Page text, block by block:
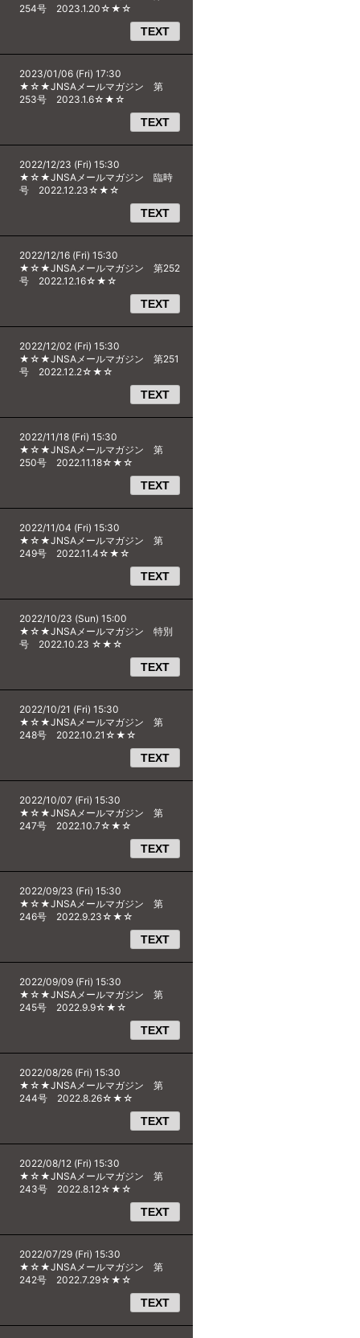
254号 2023.1.20☆★☆
TEXT
2023/01/06 (Fri) 17:30
★☆★JNSAメールマガジン 第
253号 2023.1.6☆★☆
TEXT
2022/12/23 (Fri) 15:30
★☆★JNSAメールマガジン 臨時
号 2022.12.23☆★☆
TEXT
2022/12/16 (Fri) 15:30
★☆★JNSAメールマガジン 第252
号 2022.12.16☆★☆
TEXT
2022/12/02 (Fri) 15:30
★☆★JNSAメールマガジン 第251
号 2022.12.2☆★☆
TEXT
2022/11/18 (Fri) 15:30
★☆★JNSAメールマガジン 第
250号 2022.11.18☆★☆
TEXT
2022/11/04 (Fri) 15:30
★☆★JNSAメールマガジン 第
249号 2022.11.4☆★☆
TEXT
2022/10/23 (Sun) 15:00
★☆★JNSAメールマガジン 特別
号 2022.10.23 ☆★☆
TEXT
2022/10/21 (Fri) 15:30
★☆★JNSAメールマガジン 第
248号 2022.10.21☆★☆
TEXT
2022/10/07 (Fri) 15:30
★☆★JNSAメールマガジン 第
247号 2022.10.7☆★☆
TEXT
2022/09/23 (Fri) 15:30
★☆★JNSAメールマガジン 第
246号 2022.9.23☆★☆
TEXT
2022/09/09 (Fri) 15:30
★☆★JNSAメールマガジン 第
245号 2022.9.9☆★☆
TEXT
2022/08/26 (Fri) 15:30
★☆★JNSAメールマガジン 第
244号 2022.8.26☆★☆
TEXT
2022/08/12 (Fri) 15:30
★☆★JNSAメールマガジン 第
243号 2022.8.12☆★☆
TEXT
2022/07/29 (Fri) 15:30
★☆★JNSAメールマガジン 第
242号 2022.7.29☆★☆
TEXT